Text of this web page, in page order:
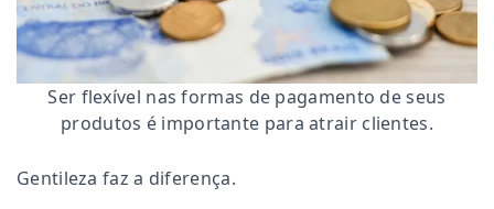
Ser flexível nas formas de pagamento de seus
produtos é importante para atrair clientes.
Gentileza faz a diferença.